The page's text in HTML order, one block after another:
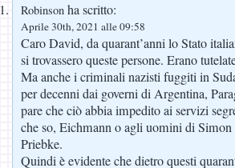
Robinson ha scritto:
Aprile 30th, 2021 alle 09:58
Caro David, da quarant’anni lo Stato
si trovassero queste persone. Erano
Ma anche i criminali nazisti fuggiti in
per decenni dai governi di Argentina,
pare che ciò abbia impedito ai servizi
che so, Eichmann o agli uomini di
Priebke.
Quindi è evidente che dietro questi